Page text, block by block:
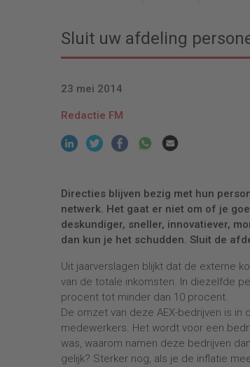
Sluit uw afdeling
23 mei 2014
Redactie FM
Directies blijven bezig met hun
netwerk. Het gaat er niet om of je
deskundiger, sneller, innovatiever,
dan kun je het schudden. Sluit de
Uit jaarverslagen blijkt dat de externe
van de totale inkomsten. In diezelfde
procent tot minder dan 10 procent.
De omzet van deze AEX-bedrijven is
medewerkers. Het wordt voor een
was, waarom namen deze bedrijven
gelijk? Sterker nog, als je de inflatie